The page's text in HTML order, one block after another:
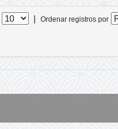
| Ordenar registros por